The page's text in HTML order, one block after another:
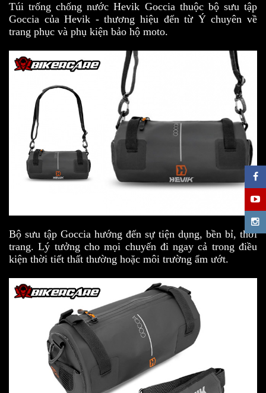
Túi trống chống nước Hevik Goccia thuộc bộ sưu tập
Goccia của Hevik - thương hiệu đến từ Ý chuyên về
trang phục và phụ kiện bảo hộ moto.
Bộ sưu tập Goccia hướng đến sự tiện dụng, bền bỉ, thời
trang. Lý tưởng cho mọi chuyến đi ngay cả trong điều
kiện thời tiết thất thường hoặc môi trường ẩm ướt.